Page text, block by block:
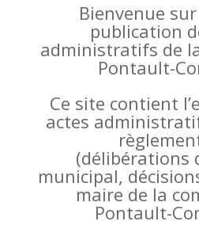
Bienvenue
publication
administratifs de
Pontault-
Ce site contient
actes
(délibérations
municipal,
maire de la
Pontault-